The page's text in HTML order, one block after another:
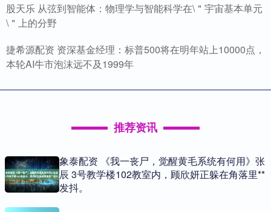
股天乐 从弦到智能体：物理学与智能科学在\＂宇宙基本单元
\＂上的分野
捷希源配资 资深基金经理：标普500将在明年站上10000点，
本轮AI牛市泡沫远不及1999年
推荐资讯
象泰配资 《我一丧尸，觉醒黄毛系统有何用》张
辰 3号教学楼102教室内，顾欣妍正躲在角落里**
发抖。